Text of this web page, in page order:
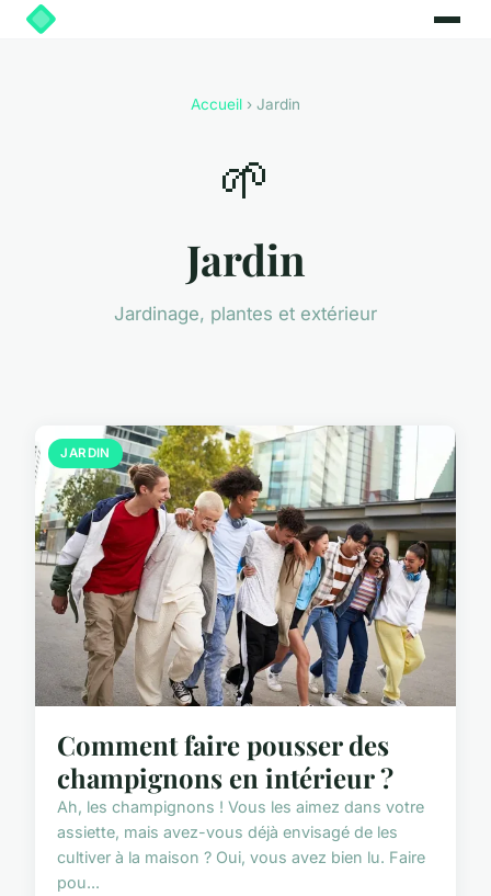
Accueil › Jardin
🌱
Jardin
Jardinage, plantes et extérieur
JARDIN
Comment faire pousser des
champignons en intérieur ?
Ah, les champignons ! Vous les aimez dans votre
assiette, mais avez-vous déjà envisagé de les
cultiver à la maison ? Oui, vous avez bien lu. Faire
pou...